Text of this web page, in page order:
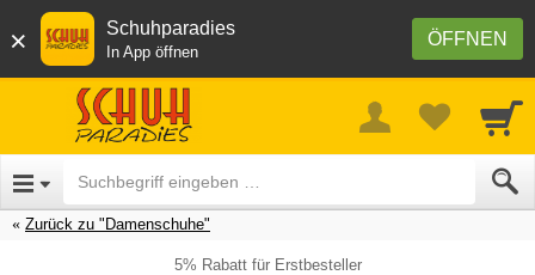
× ÖFFNEN
Schuhparadies
In App öffnen
Zurück zu "Damenschuhe"
5% Rabatt für Erstbesteller